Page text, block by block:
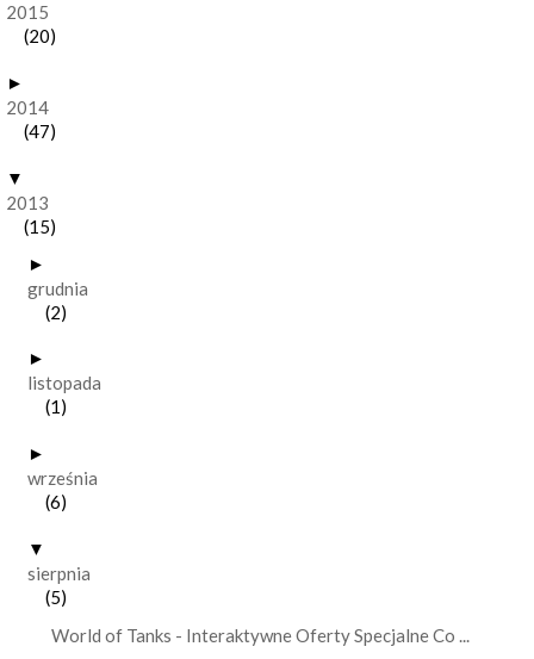
2015
(20)
►
2014
(47)
▼
2013
(15)
►
grudnia
(2)
►
listopada
(1)
►
września
(6)
▼
sierpnia
(5)
World of Tanks - Interaktywne Oferty Specjalne Co ...